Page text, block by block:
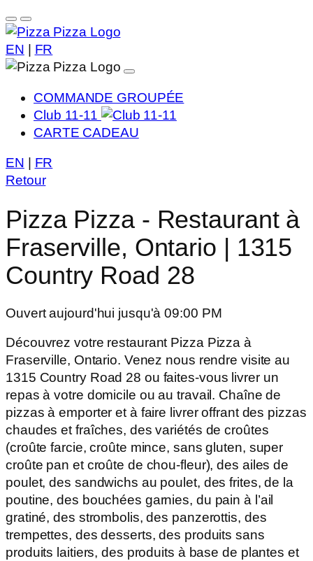
EN FR
COMMANDE GROUPÉE
Club 11-11
CARTE CADEAU
EN
FR
Retour
Pizza Pizza - Restaurant à
Fraserville, Ontario | 1315
Country Road 28
Ouvert aujourd'hui jusqu'à 09:00 PM
Découvrez votre restaurant Pizza Pizza à
Fraserville, Ontario. Venez nous rendre visite au
1315 Country Road 28 ou faites-vous livrer un
repas à votre domicile ou au travail. Chaîne de
pizzas à emporter et à faire livrer offrant des pizzas
chaudes et fraîches, des variétés de croûtes
(croûte farcie, croûte mince, sans gluten, super
croûte pan et croûte de chou-fleur), des ailes de
poulet, des sandwichs au poulet, des frites, de la
poutine, des bouchées garnies, du pain à l’ail
gratiné, des strombolis, des panzerottis, des
trempettes, des desserts, des produits sans
produits laitiers, des produits à base de plantes et